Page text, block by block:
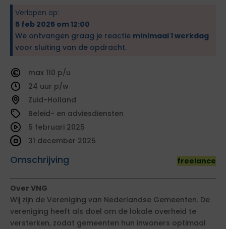
Verlopen op:
5 feb 2025 om 12:00
We ontvangen graag je reactie minimaal 1 werkdag
voor sluiting van de opdracht.
110
24
Zuid-Holland
Beleid- en adviesdiensten
Omschrijving freelance
5 februari 2025
31 december 2025
Over VNG
Wij zijn de Vereniging van Nederlandse Gemeenten. De
vereniging heeft als doel om de lokale overheid te
versterken, zodat gemeenten hun inwoners optimaal